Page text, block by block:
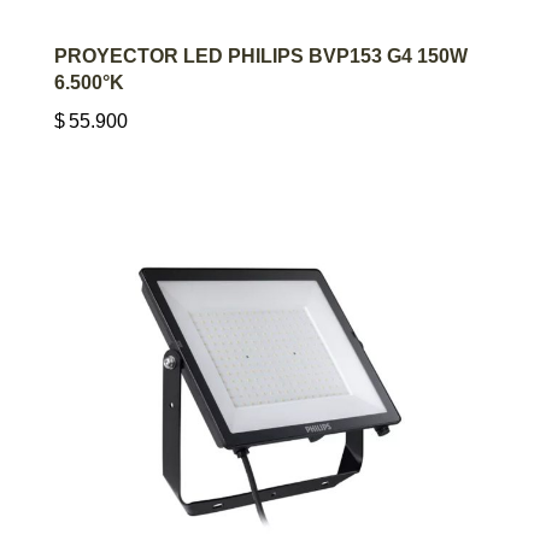
AGREGAR AL CARRITO
PROYECTOR LED PHILIPS BVP153 G4 150W
6.500°K
$55.900